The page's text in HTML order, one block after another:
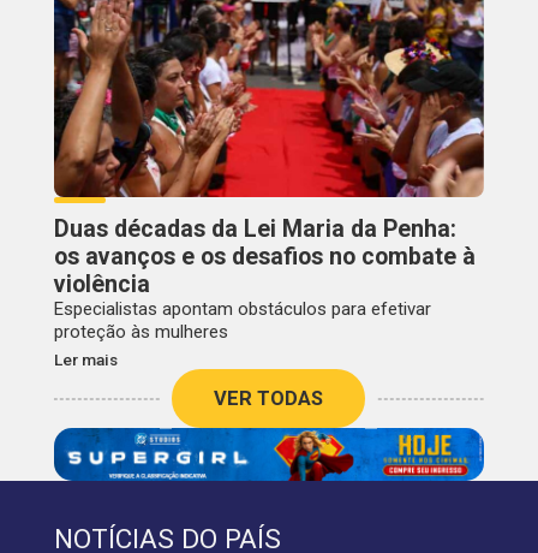
Duas décadas da Lei Maria da Penha:
os avanços e os desafios no combate à
violência
Especialistas apontam obstáculos para efetivar
proteção às mulheres
Ler mais
VER TODAS
NOTÍCIAS DO PAÍS